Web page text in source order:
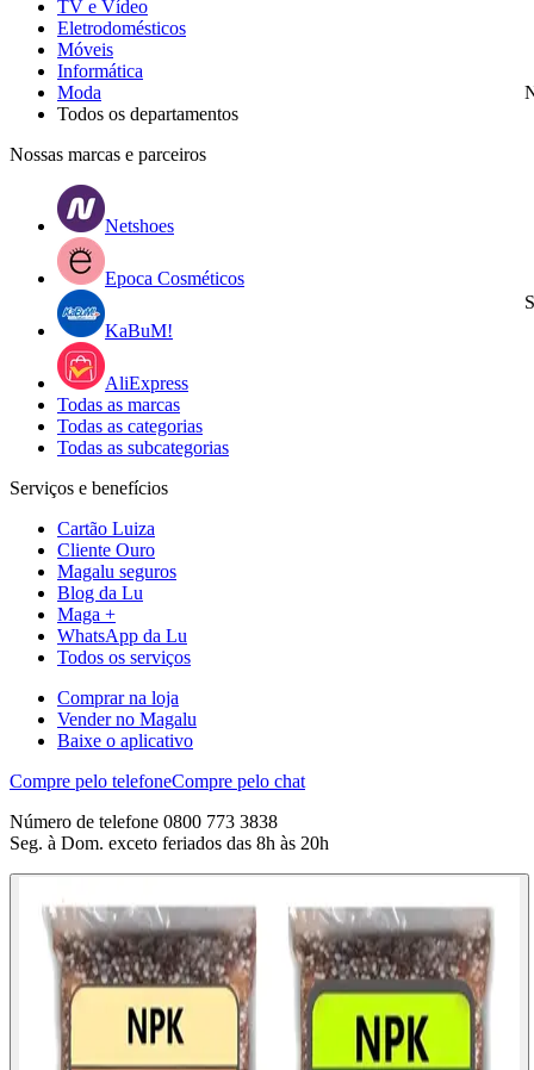
TV e Vídeo
Eletrodomésticos
Móveis
Informática
Moda
Todos os departamentos
Nossas marcas e parceiros
Netshoes
Epoca Cosméticos
KaBuM!
AliExpress
Todas as marcas
Todas as categorias
Todas as subcategorias
Serviços e benefícios
Cartão Luiza
Cliente Ouro
Magalu seguros
Blog da Lu
Maga +
WhatsApp da Lu
Todos os serviços
Comprar na loja
Vender no Magalu
Baixe o aplicativo
Compre pelo telefoneCompre pelo chat
Número de telefone 0800 773 3838
Seg. à Dom. exceto feriados das 8h às 20h